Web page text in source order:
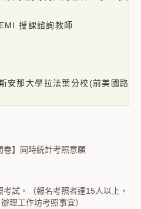
授課諮詢教師
安那大學拉法葉分校(前美國路
卷】同時統計考照意願
試。（報名考照者達15人以上，
理工作坊考照事宜）